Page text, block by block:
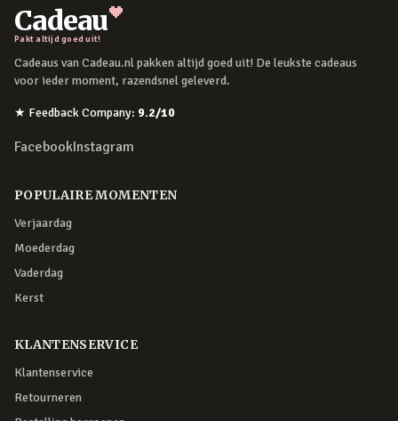
Cadeau
Pakt altijd goed uit!
Cadeaus van Cadeau.nl pakken altijd goed uit! De leukste cadeaus
voor ieder moment, razendsnel geleverd.
★ Feedback Company: 9.2/10
FacebookInstagram
POPULAIRE MOMENTEN
Verjaardag
Moederdag
Vaderdag
Kerst
KLANTENSERVICE
Klantenservice
Retourneren